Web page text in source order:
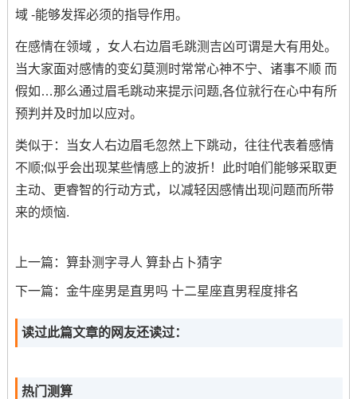
域 -能够发挥必须的指导作用。
在感情在领域 ，女人右边眉毛跳测吉凶可谓是大有用处。
当大家面对感情的变幻莫测时常常心神不宁、诸事不顺 而
假如…那么通过眉毛跳动来提示问题,各位就行在心中有所
预判并及时加以应对。
类似于：当女人右边眉毛忽然上下跳动，往往代表着感情
不顺;似乎会出现某些情感上的波折！此时咱们能够采取更
主动、更睿智的行动方式，以减轻因感情出现问题而所带
来的烦恼.
上一篇： 算卦测字寻人 算卦占卜猜字
下一篇： 金牛座男是直男吗 十二星座直男程度排名
读过此篇文章的网友还读过：
热门测算